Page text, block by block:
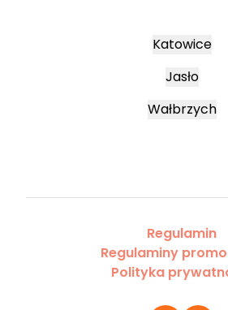
Katowice
Jasło
Wałbrzych
Regulamin
Regulaminy
Polityka